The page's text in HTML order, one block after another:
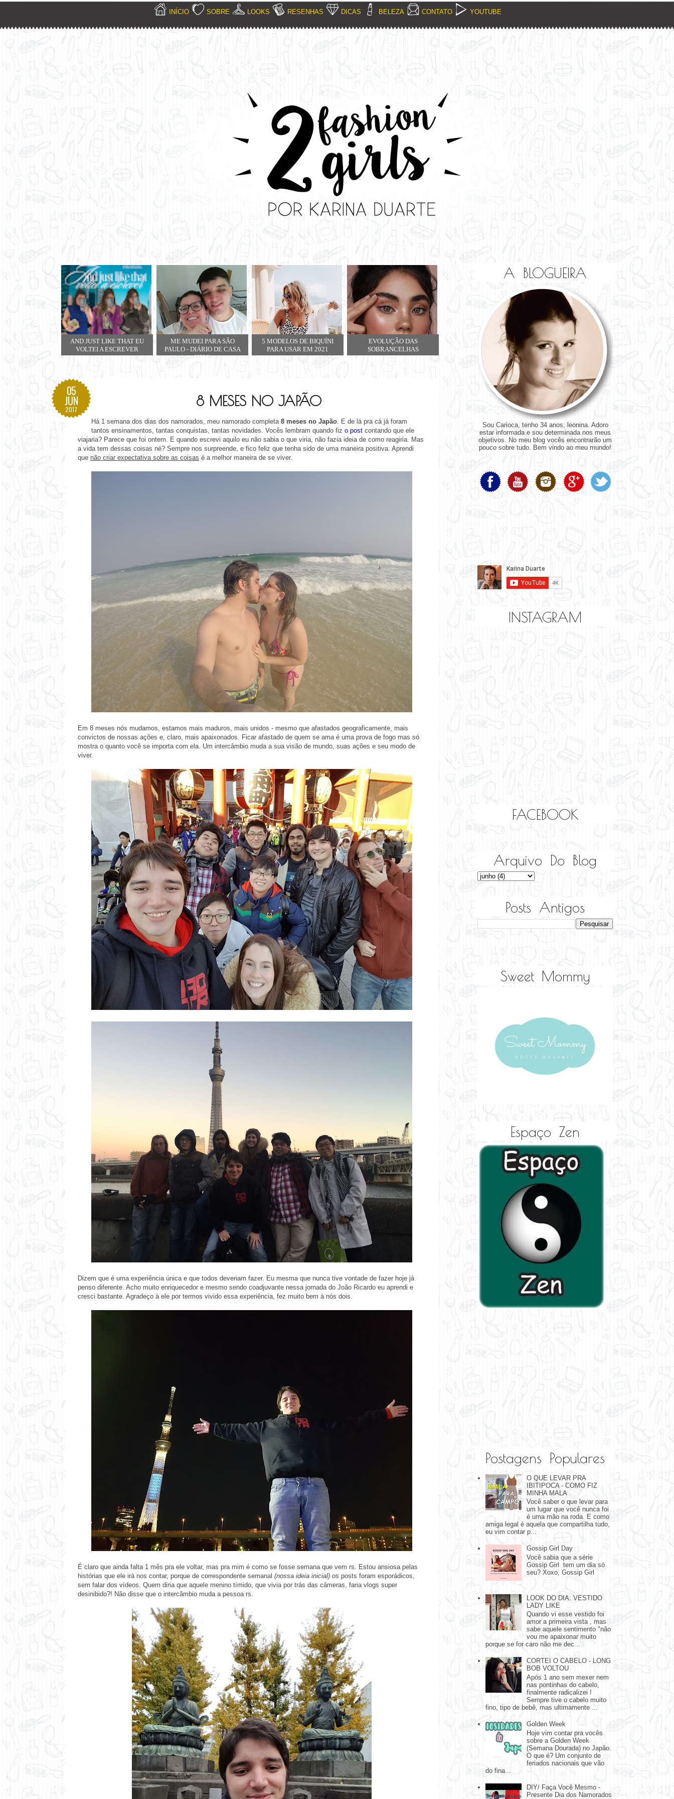
INÍCIO SOBRE LOOKS RESENHAS DICAS BELEZA CONTATO YOUTUBE
AND JUST LIKE THAT EU
VOLTEI A ESCREVER
ME MUDEI PARA SÃO
PAULO - DIÁRIO DE CASA
NOVA
5 MODELOS DE BIQUÍNI
PARA USAR EM 2021
EVOLUÇÃO DAS
SOBRANCELHAS
05
JUN
2017
8 MESES NO JAPÃO
Há 1 semana dos dias dos namorados, meu namorado completa 8 meses no Japão. E de lá pra cá já foram
tantos ensinamentos, tantas conquistas, tantas novidades. Vocês lembram quando fiz o post contando que ele
viajaria? Parece que foi ontem. E quando escrevi aquilo eu não sabia o que viria, não fazia ideia de como reagiria. Mas
a vida tem dessas coisas né? Sempre nos surpreende, e fico feliz que tenha sido de uma maneira positiva. Aprendi
que não criar expectativa sobre as coisas é a melhor maneira de se viver.
Em 8 meses nós mudamos, estamos mais maduros, mais unidos - mesmo que afastados geograficamente, mais
convictos de nossas ações e, claro, mais apaixonados. Ficar afastado de quem se ama é uma prova de fogo mas só
mostra o quanto você se importa com ela. Um intercâmbio muda a sua visão de mundo, suas ações e seu modo de
viver.
Dizem que é uma experiência única e que todos deveriam fazer. Eu mesma que nunca tive vontade de fazer hoje já
penso diferente. Acho muito enriquecedor e mesmo sendo coadjuvante nessa jornada do João Ricardo eu aprendi e
cresci bastante. Agradeço à ele por termos vivido essa experiência, fez muito bem à nós dois.
É claro que ainda falta 1 mês pra ele voltar, mas pra mim é como se fosse semana que vem rs. Estou ansiosa pelas
histórias que ele irá nos contar, porque de correspondente semanal (nossa ideia inicial) os posts foram esporádicos,
sem falar dos vídeos. Quem diria que aquele menino tímido, que vivia por trás das câmeras, faria vlogs super
desinibido?! Não disse que o intercâmbio muda a pessoa rs.
A BLOGUEIRA
Sou Carioca, tenho 34 anos, leonina. Adoro
estar informada e sou determinada nos meus
objetivos. No meu blog vocês encontrarão um
pouco sobre tudo. Bem vindo ao meu mundo!
INSTAGRAM
FACEBOOK
Arquivo Do Blog
Posts Antigos
Sweet Mommy
Espaço Zen
Postagens Populares
O QUE LEVAR PRA
IBITIPOCA - COMO FIZ
MINHA MALA
Você saber o que levar para
um lugar que você nunca foi
é uma mão na roda. E como
amiga legal é aquela que compartilha tudo,
eu vim contar p...
Gossip Girl Day
Você sabia que a série
Gossip Girl tem um dia só
seu? Xoxo, Gossip Girl
LOOK DO DIA: VESTIDO
LADY LIKE
Quando vi esse vestido foi
amor a primeira vista , mas
sabe aquele sentimento "não
vou me apaixonar muito
porque se for caro não me dec...
CORTEI O CABELO - LONG
BOB VOLTOU
Após 1 ano sem mexer nem
nas pontinhas do cabelo,
finalmente radicalizei !
Sempre tive o cabelo muito
fino, tipo de bebê, mas ultimamente ...
Golden Week
Hoje vim contar pra vocês
sobre a Golden Week
(Semana Dourada) no Japão.
O que é? Um conjunto de
feriados nacionais que vão
do fina...
DIY/ Faça Você Mesmo -
Presente Dia dos Namorados